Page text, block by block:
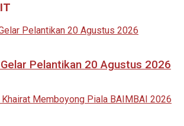
Pelantikan 20 Agustus 2026